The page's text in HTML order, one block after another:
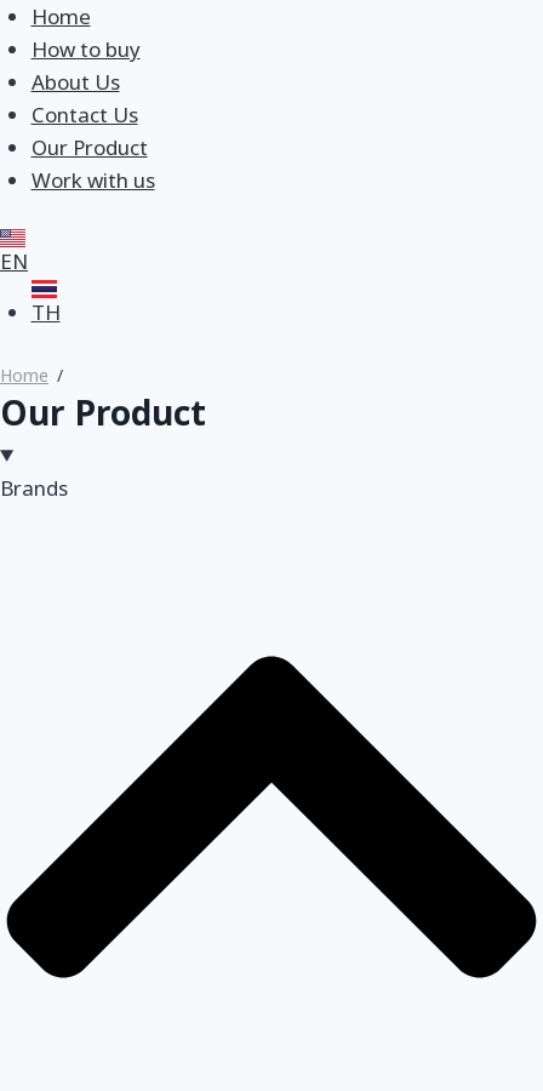
Home
How to buy
About Us
Contact Us
Our Product
Work with us
EN
TH
Home
Our Product
Brands